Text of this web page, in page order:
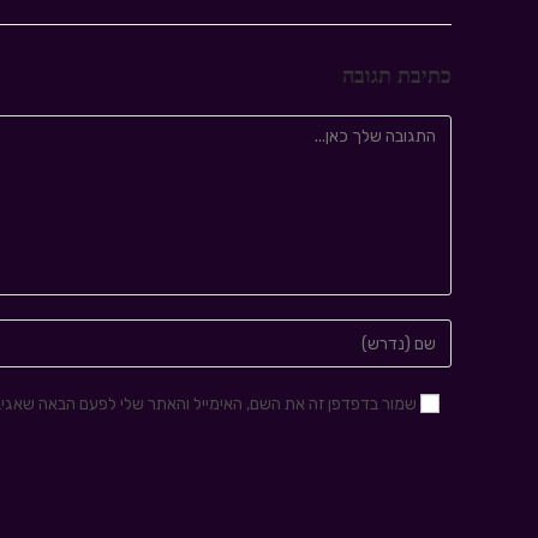
כתיבת תגובה
שמור בדפדפן זה את השם, האימייל והאתר שלי לפעם הבאה